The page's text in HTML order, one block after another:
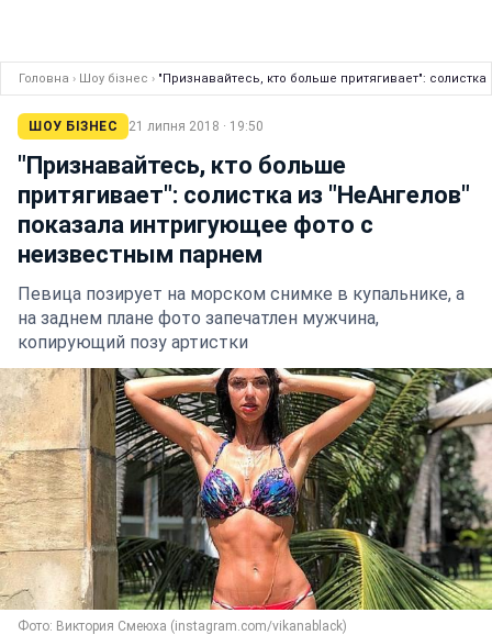
Головна › Шоу бізнес › "Признавайтесь, кто больше притягивает":
ШОУ БІЗНЕС 21 липня 2018 · 19:50
"Признавайтесь, кто больше
притягивает": солистка из "НеАнгелов"
показала интригующее фото с
неизвестным парнем
Певица позирует на морском снимке в купальнике, а
на заднем плане фото запечатлен мужчина,
копирующий позу артистки
Фото: Виктория Смеюха (instagram.com/vikanablack)